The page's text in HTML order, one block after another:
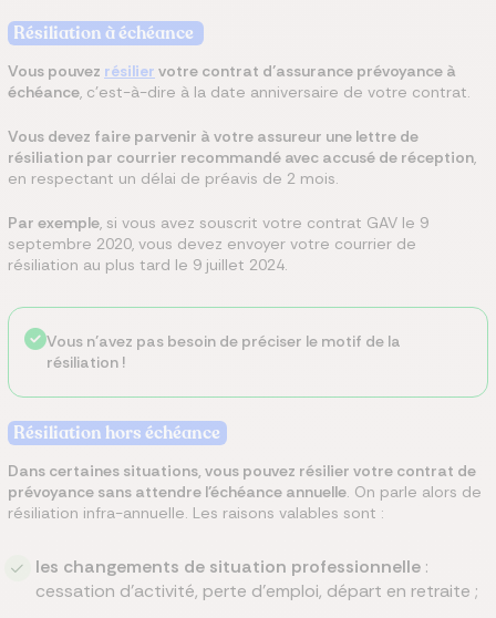
Résiliation à échéance
Vous pouvez résilier votre contrat d’assurance prévoyance à
échéance, c’est-à-dire à la date anniversaire de votre contrat.
Vous devez faire parvenir à votre assureur une lettre de
résiliation par courrier recommandé avec accusé de réception,
en respectant un délai de préavis de 2 mois.
Par exemple, si vous avez souscrit votre contrat GAV le 9
septembre 2020, vous devez envoyer votre courrier de
résiliation au plus tard le 9 juillet 2024.
Vous n’avez pas besoin de préciser le motif de la
résiliation !
Résiliation hors échéance
Dans certaines situations, vous pouvez résilier votre contrat de
prévoyance sans attendre l’échéance annuelle. On parle alors de
résiliation infra-annuelle. Les raisons valables sont :
les changements de situation professionnelle:
cessation d’activité, perte d’emploi, départ en retraite ;